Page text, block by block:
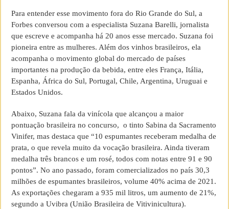
Para entender esse movimento fora do Rio Grande do Sul, a
Forbes conversou com a especialista Suzana Barelli, jornalista
que escreve e acompanha há 20 anos esse mercado. Suzana foi
pioneira entre as mulheres. Além dos vinhos brasileiros, ela
acompanha o movimento global do mercado de países
importantes na produção da bebida, entre eles França, Itália,
Espanha, África do Sul, Portugal, Chile, Argentina, Uruguai e
Estados Unidos.
Abaixo, Suzana fala da vinícola que alcançou a maior
pontuação brasileira no concurso, o tinto Sabina da Sacramento
Vinifer, mas destaca que “10 espumantes receberam medalha de
prata, o que revela muito da vocação brasileira. Ainda tiveram
medalha três brancos e um rosé, todos com notas entre 91 e 90
pontos”. No ano passado, foram comercializados no país 30,3
milhões de espumantes brasileiros, volume 40% acima de 2021.
As exportações chegaram a 935 mil litros, um aumento de 21%,
segundo a Uvibra (União Brasileira de Vitivinicultura).